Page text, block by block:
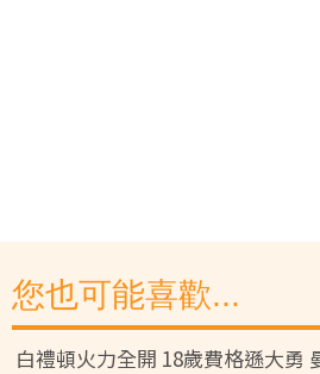
您也可能喜歡...
白禮頓火力全開 18歲費格遜大勇